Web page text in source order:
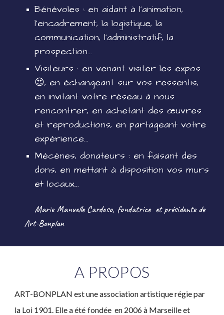
Bénévoles : en aidant à l'animation,
l'encadrement, la logistique, la
communication, l'administratif, la
prospection...
Visiteurs : en venant visiter les expos
😍, en échangeant sur vos ressentis,
en invitant votre réseau à nous
rencontrer, en achetant des œuvres
et reproductions, en partageant votre
expérience...
Mécènes, donateurs : en faisant des
dons, en mettant à disposition vos murs
et locaux...
Marie Manuelle Cardoso, fondatrice et présidente de
Art-Bonplan
A PROPOS
ART-BONPLAN est une association artistique régie par
la Loi 1901. Elle a été fondée en 2006 à Marseille et